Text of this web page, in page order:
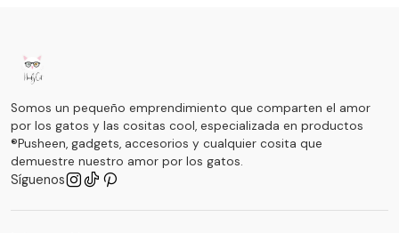
Somos un pequeño emprendimiento que comparten el amor
por los gatos y las cositas cool, especializada en productos
®Pusheen, gadgets, accesorios y cualquier cosita que
demuestre nuestro amor por los gatos.
Síguenos